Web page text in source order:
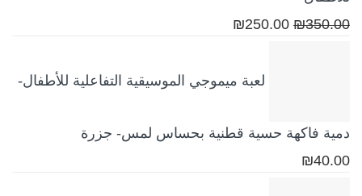
₪350.00
السعر ₪250.00
₪250.00.
لعبة ميموجي الموسيقية التفاعلية للأطفال-
دمية فاكهة حسية قطنية بحساس لمس- جزرة
₪40.00